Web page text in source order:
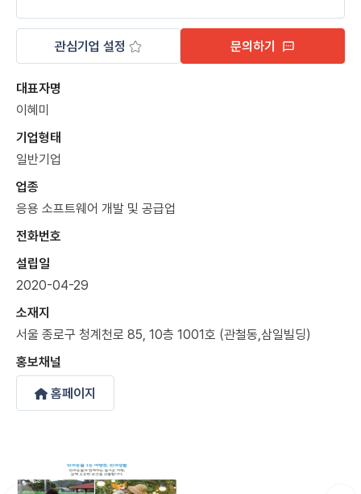
관심기업 설정 문의하기
대표자명
이혜미
기업형태
일반기업
업종
응용 소프트웨어 개발 및 공급업
전화번호
설립일
2020-04-29
소재지
서울 종로구 청계천로 85, 10층 1001호 (관철동,삼일빌딩)
홍보채널
홈페이지